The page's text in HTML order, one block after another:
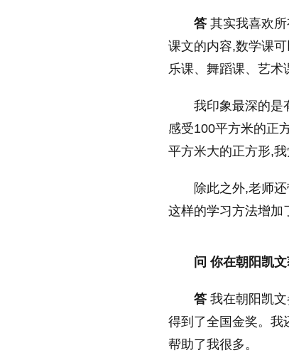
答 其实我喜欢
课文的内容,数学课
乐课、舞蹈课、艺术
我印象最深的是
感受100平方米的正
平方米大的正方形,我
除此之外,老师
这样的学习方法增加
问 你在朝阳凯
答 我在朝阳凯
得到了全国金奖。我
帮助了我很多。